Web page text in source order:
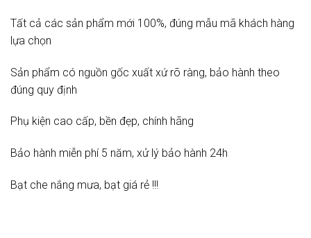
Tất cả các sản phẩm mới 100%, đúng mẫu mã khách hàng
lựa chọn
Sản phẩm có nguồn gốc xuất xứ rõ ràng, bảo hành theo
đúng quy định
Phụ kiện cao cấp, bền đẹp, chính hãng
Bảo hành miễn phí 5 năm, xử lý bảo hành 24h
Bạt che nắng mưa, bạt giá rẻ !!!